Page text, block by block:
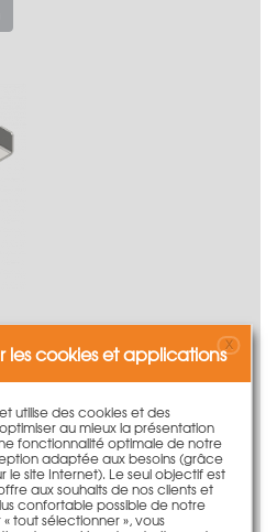
24cm
€/piècecookies et applicationsX
utilise des cookies et des
au mieux la présentation
fonctionnalité optimale de notre
adaptée aux besoins (grâce
le site Internet). Le seul objectif est
aux souhaits de nos clients et
confortable possible de notre
tout sélectionner », vous